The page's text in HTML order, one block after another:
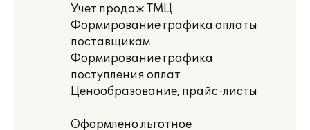
Учет продаж ТМЦ
Формирование графика оплаты
поставщикам
Формирование графика
поступления оплат
Ценообразование, прайс-листы
Оформлено льготное